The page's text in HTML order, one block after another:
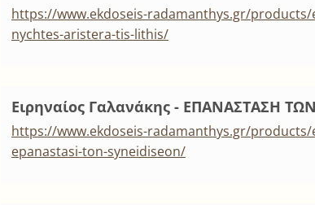
https://www.ekdoseis-radamanthys.gr/
nychtes-aristera-tis-lithis/
Ειρηναίος Γαλανάκης - ΕΠΑΝΑΣΤΑΣΗ
https://www.ekdoseis-radamanthys.gr/products/
epanastasi-ton-syneidiseon/